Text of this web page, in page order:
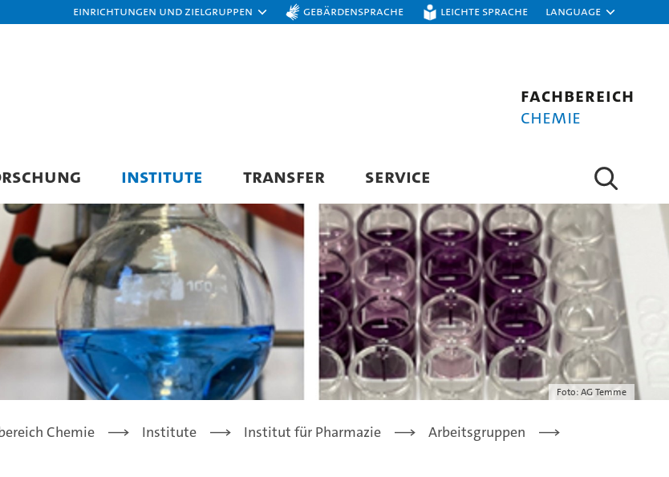
Einrichtungen und Zielgruppen Gebärdensprache Leichte Sprache Language
Fachbereich
Chemie
INSTITUTE TRANSFER SERVICE
Foto: AG Temme
Chemie Institute Institut für Pharmazie
Arbeitsgruppen